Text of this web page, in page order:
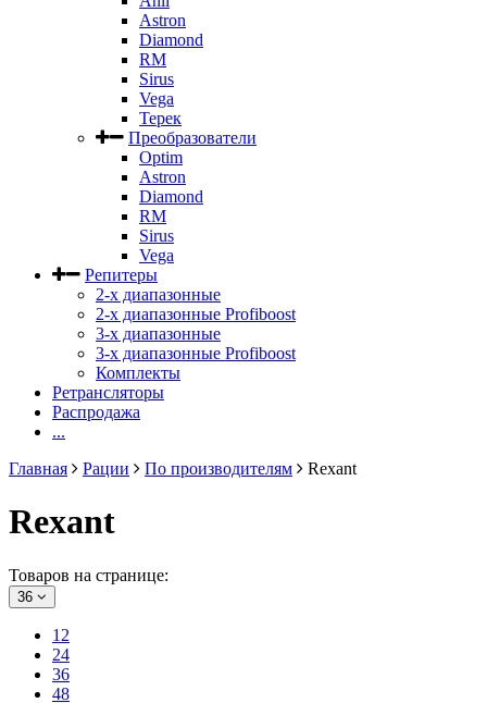
Astron
Diamond
RM
Sirus
Vega
Терек
Преобразователи
Optim
Astron
Diamond
RM
Sirus
Vega
Репитеры
2-х диапазонные
2-х диапазонные Profiboost
3-х диапазонные
3-х диапазонные Profiboost
Комплекты
Ретрансляторы
Распродажа
...
Главная
Рации По производителям Rexant
Rexant
Товаров на странице:
36
12
24
36
48